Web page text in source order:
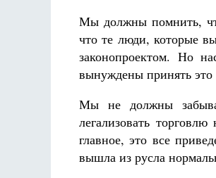
Мы должны помнить,
что те люди, которые
законопроектом. Но
вынуждены принять это
Мы не должны
легализовать
главное, это все
вышла из русла